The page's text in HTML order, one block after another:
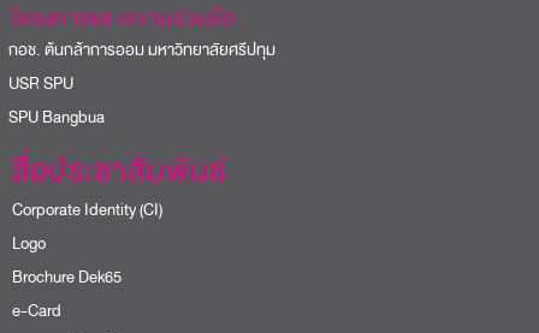
โครงการและความร่วมมือ
ช. ต้นกล้าการออม มหาวิทยาลัยศรีปทุม
SPU
Bangbua
สื่อประชาสัมพันธ์
Corporate Identity (CI)
Logo
Brochure Dek65
e-Card